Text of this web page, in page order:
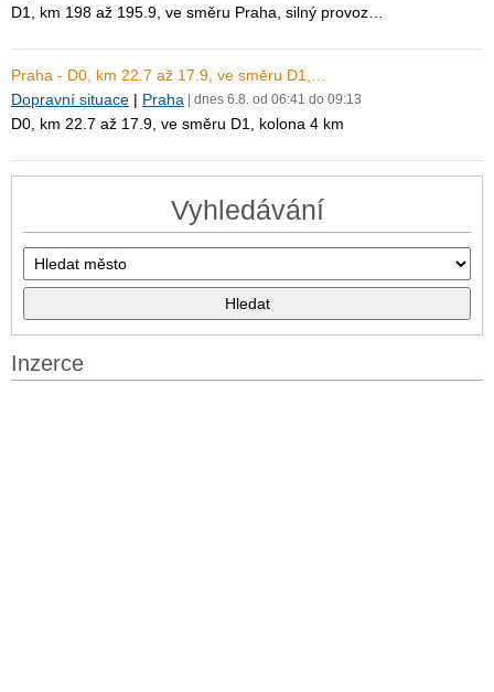
D1, km 198 až 195.9, ve směru Praha, silný provoz…
Praha - D0, km 22.7 až 17.9, ve směru D1,…
Dopravní situace | Praha | dnes 6.8. od 06:41 do 09:13
D0, km 22.7 až 17.9, ve směru D1, kolona 4 km
Vyhledávání
Inzerce